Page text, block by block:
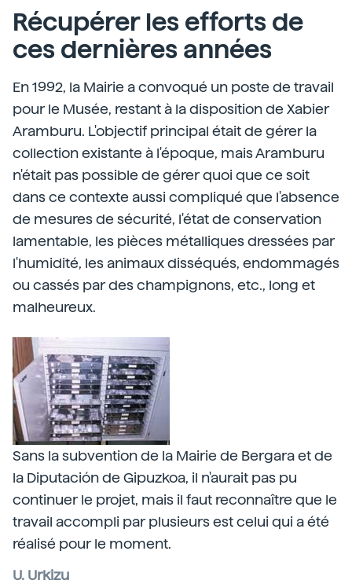
Récupérer les efforts de
ces dernières années
En 1992, la Mairie a convoqué un poste de travail
pour le Musée, restant à la disposition de Xabier
Aramburu. L'objectif principal était de gérer la
collection existante à l'époque, mais Aramburu
n'était pas possible de gérer quoi que ce soit
dans ce contexte aussi compliqué que l'absence
de mesures de sécurité, l'état de conservation
lamentable, les pièces métalliques dressées par
l'humidité, les animaux disséqués, endommagés
ou cassés par des champignons, etc., long et
malheureux.
Sans la subvention de la Mairie de Bergara et de
la Diputación de Gipuzkoa, il n'aurait pas pu
continuer le projet, mais il faut reconnaître que le
travail accompli par plusieurs est celui qui a été
réalisé pour le moment.
U. Urkizu